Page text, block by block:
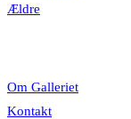
Ældre
Om Galleriet
Kontakt